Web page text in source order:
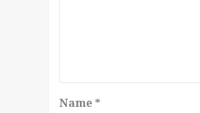
Name *